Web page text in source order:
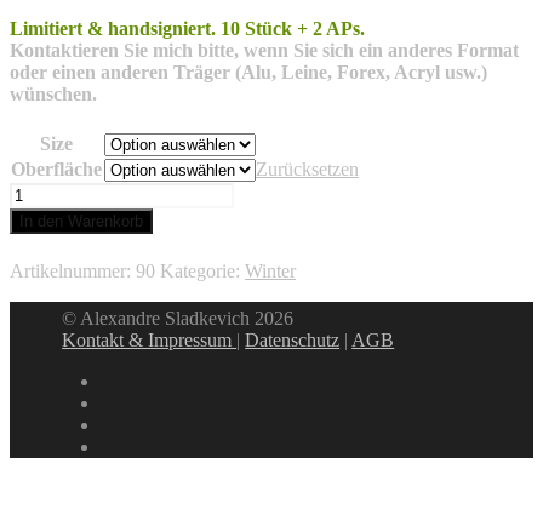
Limitiert & handsigniert. 10 Stück + 2 APs.
Kontaktieren Sie mich bitte, wenn Sie sich ein anderes Format
oder einen anderen Träger (Alu, Leine, Forex, Acryl usw.)
wünschen.
Size
Oberfläche
Zurücksetzen
Anadyr
Tschukotka
Menge
In den Warenkorb
Artikelnummer: 90 Kategorie: Winter
© Alexandre Sladkevich 2026
Kontakt & Impressum |Datenschutz | AGB